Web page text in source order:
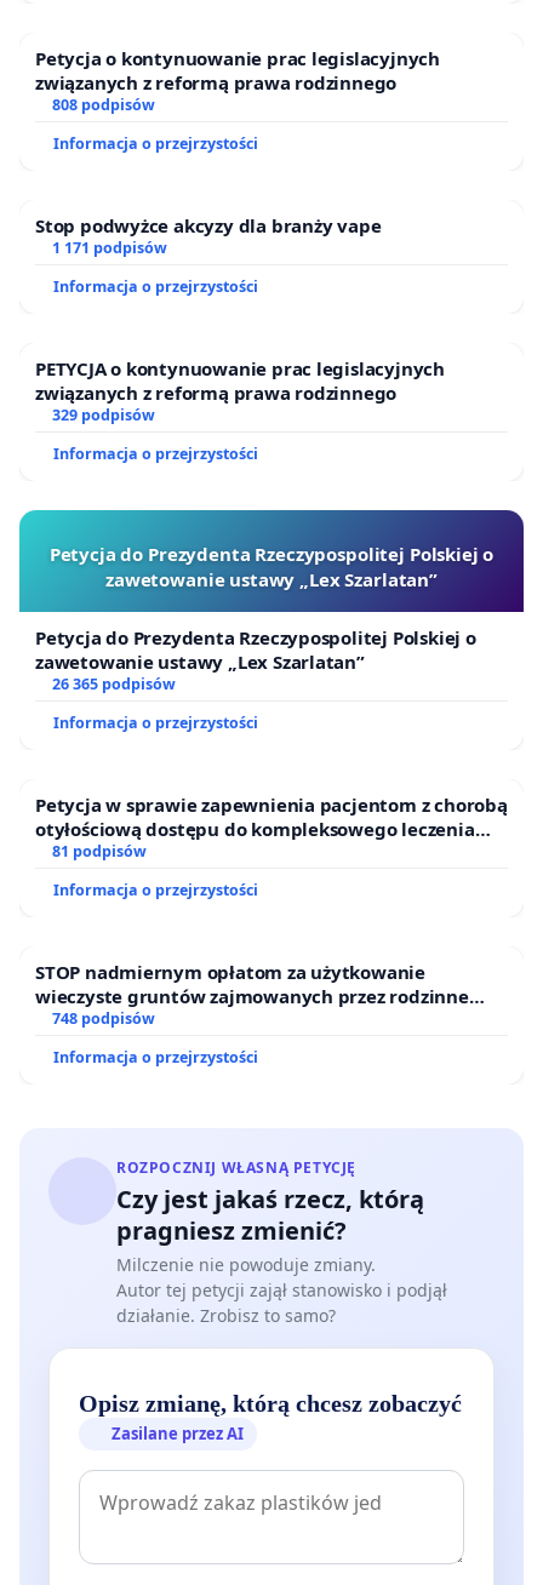
Petycja o kontynuowanie prac legislacyjnych
związanych z reformą prawa rodzinnego
808 podpisów
Informacja o przejrzystości
Stop podwyżce akcyzy dla branży vape
1 171 podpisów
Informacja o przejrzystości
PETYCJA o kontynuowanie prac legislacyjnych
związanych z reformą prawa rodzinnego
329 podpisów
Informacja o przejrzystości
Petycja do Prezydenta Rzeczypospolitej Polskiej o
zawetowanie ustawy „Lex Szarlatan”
Petycja do Prezydenta Rzeczypospolitej Polskiej o
zawetowanie ustawy „Lex Szarlatan”
26 365 podpisów
Informacja o przejrzystości
Petycja w sprawie zapewnienia pacjentom z chorobą
otyłościową dostępu do kompleksowego leczenia
oraz programów profilaktycznych.
81 podpisów
Informacja o przejrzystości
STOP nadmiernym opłatom za użytkowanie
wieczyste gruntów zajmowanych przez rodzinne
ogrody działkowe.
748 podpisów
Informacja o przejrzystości
ROZPOCZNIJ WŁASNĄ PETYCJĘ
Czy jest jakaś rzecz, którą
pragniesz zmienić?
Milczenie nie powoduje zmiany.
Autor tej petycji zajął stanowisko i podjął
działanie. Zrobisz to samo?
Opisz zmianę, którą chcesz zobaczyć
Zasilane przez AI